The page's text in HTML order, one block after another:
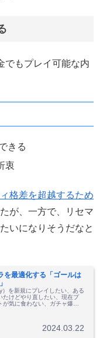
でもプレイ可能な内
きる
衷
格差を超越するため
が、一方で、リセマ
いになりそうだなと
を最適化する「ゴールは
を新規にプレイしたい、ある
たけどやり直したい、現在プ
が気に食わない、ガチャ爆死
2024.03.22